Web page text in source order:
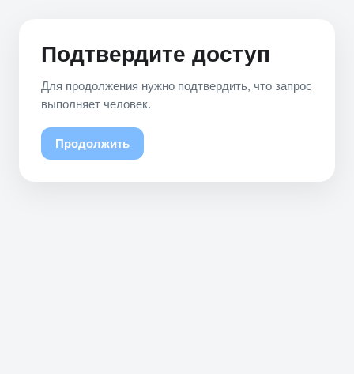
Подтвердите доступ
Для продолжения нужно подтвердить, что запрос
выполняет человек.
Продолжить